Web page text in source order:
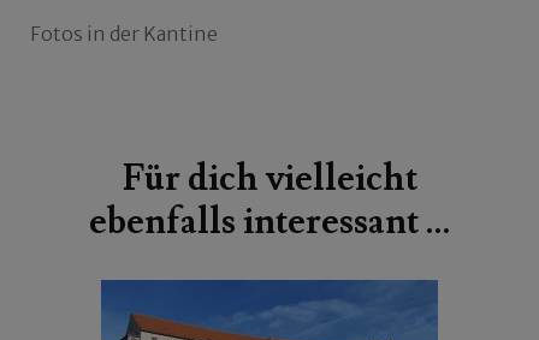
Fotos in der Kantine
Für dich vielleicht
ebenfalls interessant …